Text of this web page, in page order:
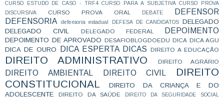
CURSO ESTUDO DE CASO - TRF4 CURSO PARA A SUBJETIVA
CURSO PROVA
DISCURSIVA
CURSO PROVA ORAL DEBATE
DEFENSOR
DEFENSORIA
defensoria estadual DEFESA DE CANDIDATOS
DELEGADO
DELEGADO CIVIL
DELEGADO FEDERAL DEPOIMENTO
DEPOIMENTO DE APROVADO DESAFIOBLOGDOEDU DICA DICA AGU
DICA DE OURO DICA ESPERTA DICAS DIREITO A EDUCAÇÃO
DIREITO ADMINISTRATIVO DIREITO AGRÁRIO
DIREITO AMBIENTAL DIREITO CIVIL
DIREITO
CONSTITUCIONAL
DIREITO DA CRIANÇA E DO
ADOLESCENTE
DIREITO DA SAÚDE
DIREITO DA SEGURIDADE SOCIAL